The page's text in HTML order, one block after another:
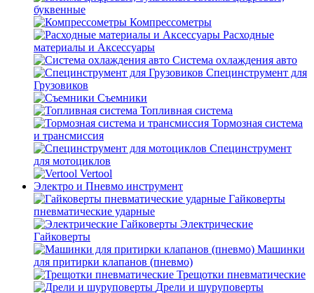
буквенные
Компрессометры
Расходные
материалы и Аксессуары
Система охлаждения авто
Специнструмент для
Грузовиков
Съемники
Топливная система
Тормозная система
и трансмиссия
Специнструмент
для мотоциклов
Vertool
Электро и Пневмо инструмент
Гайковерты
пневматические ударные
Электрические
Гайковерты
Машинки
для притирки клапанов (пневмо)
Трещотки пневматические
Дрели и шуруповерты